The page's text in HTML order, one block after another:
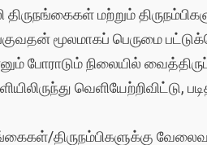
திருநங்கைகள் மற்றும்
மூலமாகப் பெருமை
போராடும் நிலையில்
வெளியேற்றிவிட்டு,
திருநம்பிகளுக்கு